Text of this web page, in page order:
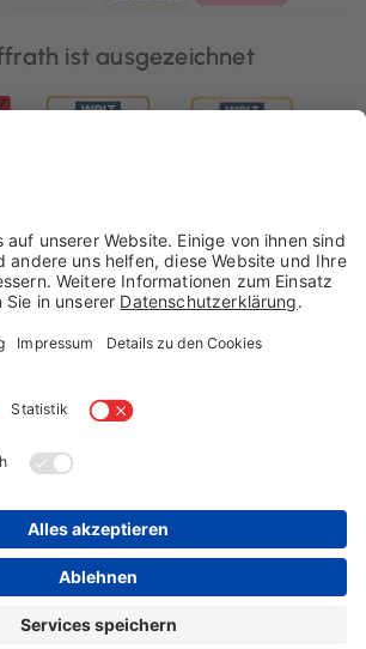
ist ausgezeichnet
→ Datenschutz →
AGB →
Einstellungen
Widerruf →